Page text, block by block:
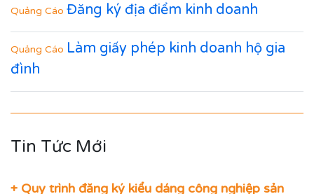
Quảng Cáo Đăng ký địa điểm kinh doanh
Quảng Cáo Làm giấy phép kinh doanh hộ gia
đình
Tin Tức Mới
+ Quy trình đăng ký kiểu dáng công nghiệp sản